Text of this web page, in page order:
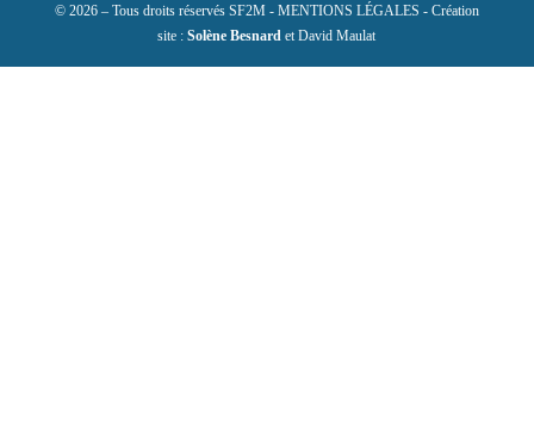
© 2026 – Tous droits réservés SF2M - MENTIONS LÉGALES - Création
site :Solène Besnard et David Maulat